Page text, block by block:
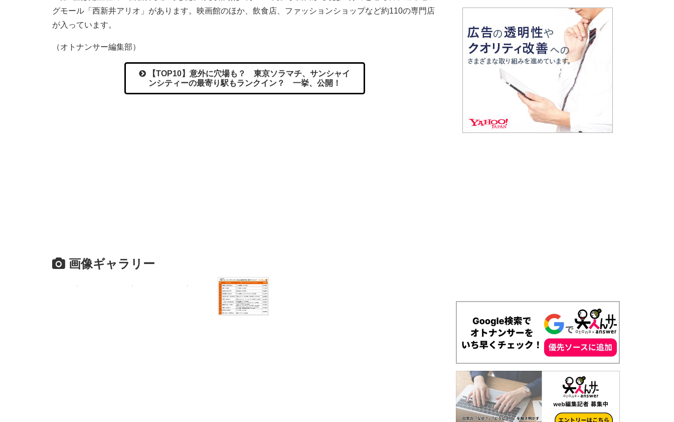
グモール「西新井アリオ」があります。映画館のほか、飲食店、ファッションショップなど約110の専門店
が入っています。
（オトナンサー編集部）
【TOP10】意外に穴場も？ 東京ソラマチ、サンシャイ
ンシティーの最寄り駅もランクイン？ 一挙、公開！
画像ギャラリー